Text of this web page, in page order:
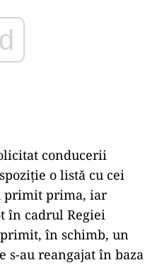
conducerii
o listă cu cei
primit prima, iar
în cadrul Regiei
în schimb, un
s-au reangajat în baza